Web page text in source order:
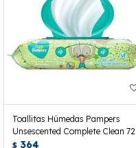
Toallitas Húmedas Pampers
Unsescented Complete Clean 72
Uds.
$ 364